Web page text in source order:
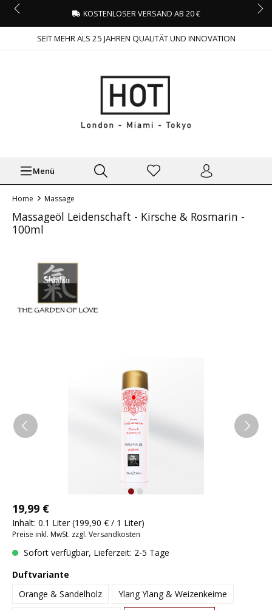
KOSTENLOSER VERSAND AB 20 €
SEIT MEHR ALS 25 JAHREN QUALITÄT UND INNOVATION
Menü
Home Massage
Massageöl Leidenschaft - Kirsche & Rosmarin -
100ml
19,99 €
Inhalt: 0.1 Liter (199,90 € / 1 Liter)
Preise inkl. MwSt. zzgl. Versandkosten
Sofort verfügbar, Lieferzeit: 2-5 Tage
Duftvariante
Orange & Sandelholz
Ylang Ylang & Weizenkeime